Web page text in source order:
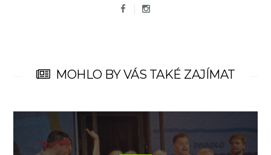
MOHLO BY VÁS TAKÉ ZAJÍMAT